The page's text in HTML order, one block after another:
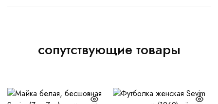
сопутствующие товары